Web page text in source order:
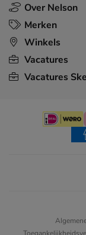
Over Nelson
Merken
Winkels
Vacatures
Vacatures